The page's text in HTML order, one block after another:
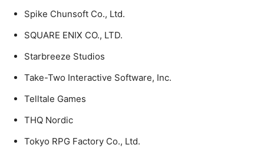
Spike Chunsoft Co., Ltd.
SQUARE ENIX CO., LTD.
Starbreeze Studios
Take-Two Interactive Software, Inc.
Telltale Games
THQ Nordic
Tokyo RPG Factory Co., Ltd.